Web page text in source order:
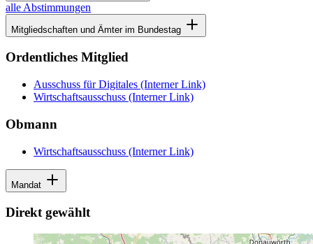
alle Abstimmungen
Mitgliedschaften und Ämter im Bundestag
Ordentliches Mitglied
Ausschuss für Digitales (Interner Link)
Wirtschaftsausschuss (Interner Link)
Obmann
Wirtschaftsausschuss (Interner Link)
Mandat
Direkt gewählt